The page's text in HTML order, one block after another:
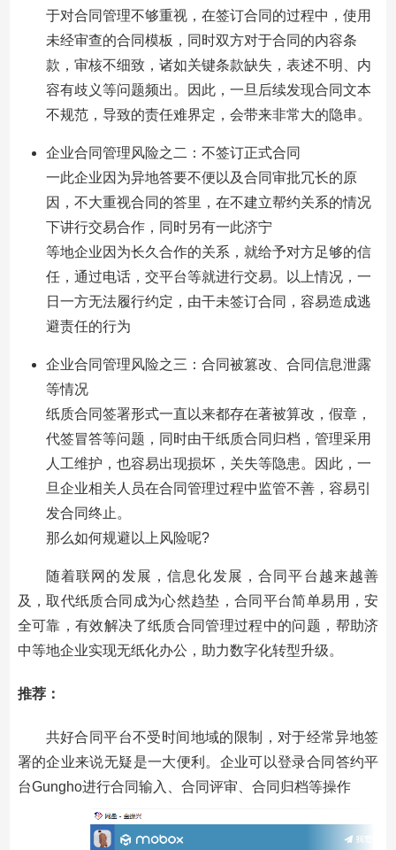
于对合同管理不够重视，在签订合同的过程中，使用
未经审查的合同模板，同时双方对于合同的内容条
款，审核不细致，诸如关键条款缺失，表述不明、内
容有歧义等问题频出。因此，一旦后续发现合同文本
不规范，导致的责任难界定，会带来非常大的隐串。
企业合同管理风险之二：不签订正式合同
一此企业因为异地答要不便以及合同审批冗长的原
因，不大重视合同的答里，在不建立帮约关系的情况
下讲行交易合作，同时另有一此济宁
等地企业因为长久合作的关系，就给予对方足够的信
任，通过电话，交平台等就进行交易。以上情况，一
日一方无法履行约定，由干未签订合同，容易造成逃
避责任的行为
企业合同管理风险之三：合同被篡改、合同信息泄露
等情况
纸质合同签署形式一直以来都存在著被算改，假章，
代签冒答等问题，同时由干纸质合同归档，管理采用
人工维护，也容易出现损坏，关失等隐患。因此，一
旦企业相关人员在合同管理过程中监管不善，容易引
发合同终止。
那么如何规避以上风险呢?
随着联网的发展，信息化发展，合同平台越来越善
及，取代纸质合同成为心然趋垫，合同平台简单易用，安
全可靠，有效解决了纸质合同管理过程中的问题，帮助济
中等地企业实现无纸化办公，助力数字化转型升级。
推荐：
共好合同平台不受时间地域的限制，对于经常异地签
署的企业来说无疑是一大便利。企业可以登录合同答约平
台Gungho进行合同输入、合同评审、合同归档等操作